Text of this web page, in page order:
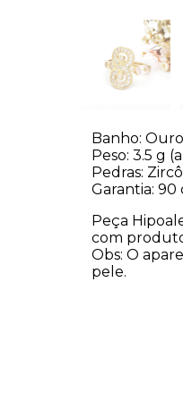
Banho:
Peso: 3.5 g
Pedras:
Garantia: 90
Peça
com
Obs: O
pele.